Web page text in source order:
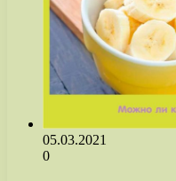
05.03.2021
0